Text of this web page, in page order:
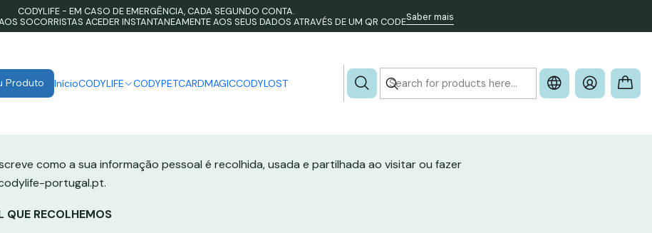
Produto InícioCODYLIFE CODYPETCARDMAGICCODYLOST
CODYLIFE - EM CASO DE EMERGÊNCIA, CADA SEGUNDO CONTA.
SOCORRISTAS ACEDER INSTANTANEAMENTE AOS SEUS DADOS ATRAVÉS DE UM QR CODESaber mais
Home Política de Privacidade
Política de Privacidade
como a sua informação pessoal é recolhida, usada e partilhada ao visitar ou fazer
portugal.pt.
QUE RECOLHEMOS